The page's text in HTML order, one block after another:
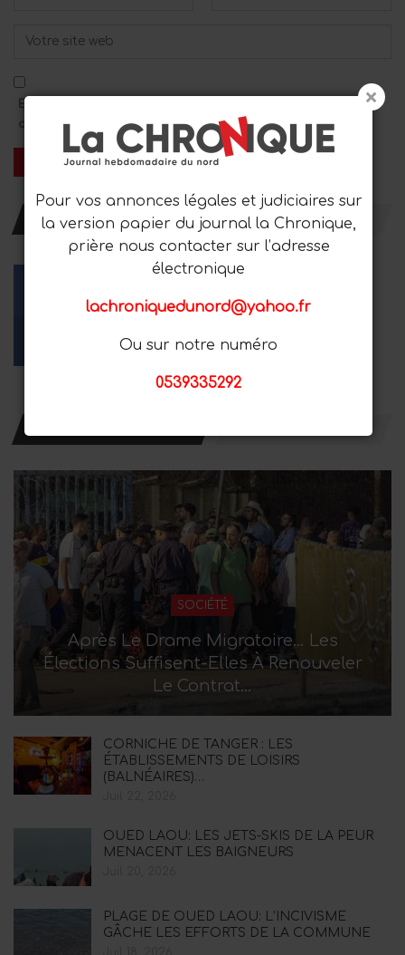
Enregistrez mon nom, mon adresse e-mail et mon site Web
dans ce navigateur pour le prochain commentaire.
RESTER AVEC NOUS
Les abonnés Suiveurs
SOCIÉTÉ
Après Le Drame Migratoire… Les
Élections Suffisent-Elles À Renouveler
Le Contrat…
CORNICHE DE TANGER : LES
ÉTABLISSEMENTS DE LOISIRS
(BALNÉAIRES)…
OUED LAOU: LES JETS-SKIS DE LA PEUR
MENACENT LES BAIGNEURS
PLAGE DE OUED LAOU: L’INCIVISME
GÂCHE LES EFFORTS DE LA COMMUNE
Pour vos annonces légales et judiciaires sur
la version papier du journal la Chronique,
prière nous contacter sur l’adresse
électronique
lachroniquedunord@yahoo.fr
Ou sur notre numéro
0539335292